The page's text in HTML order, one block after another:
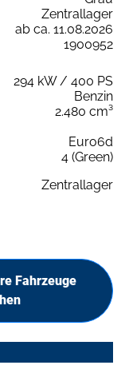
Zentrallager
ab ca. 11.08.2026
1900952
294 kW / 400 PS
Benzin
2.480 cm³
Euro6d
4 (Green)
Zentrallager
Fahrzeuge